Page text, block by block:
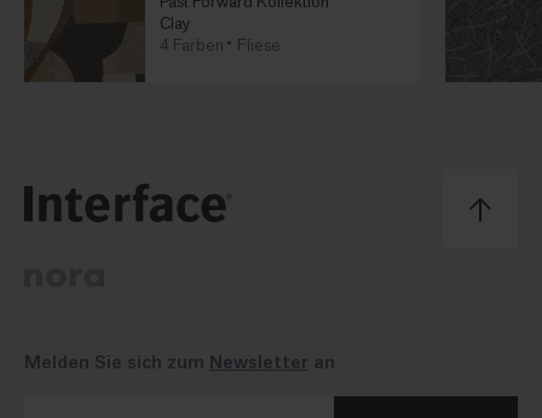
Clay
4 Farben
Fliese
Melden Sie sich zum Newsletter an